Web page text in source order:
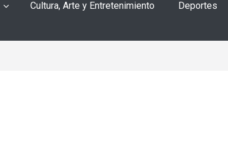
Cultura, Arte y Entretenimiento Deportes